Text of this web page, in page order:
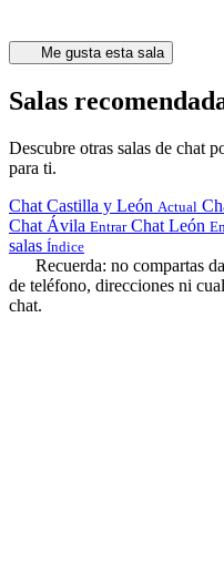
Me gusta esta sala
Salas
Descubre otras salas de chat
para ti.
Chat Castilla y León Actual
Chat Ávila Entrar Chat León
salas Índice
Recuerda: no compartas
de teléfono, direcciones ni
chat.